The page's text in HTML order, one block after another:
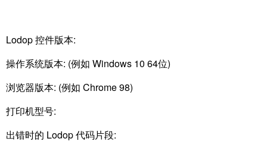
Lodop 控件版本:
操作系统版本: (例如 Windows 10 64位)
浏览器版本: (例如 Chrome 98)
打印机型号:
出错时的 Lodop 代码片段: